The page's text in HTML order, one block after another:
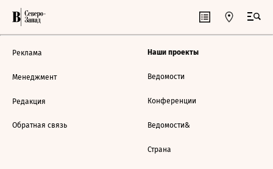
Реклама
Менеджмент
Редакция
Обратная связь
Наши проекты
Ведомости
Конференции
Ведомости&
Страна